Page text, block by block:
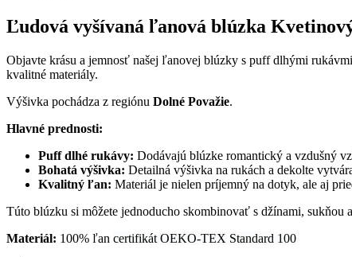
Ľudová vyšívaná ľanová blúzka
Objavte krásu a jemnosť našej ľanovej blúzky s puff dlhými
kvalitné materiály.
Výšivka pochádza z regiónu Dolné Považie.
Hlavné prednosti:
Puff dlhé rukávy: Dodávajú blúzke romantický a vzdušný
Bohatá výšivka: Detailná výšivka na rukách a dekolte
Kvalitný ľan: Materiál je nielen príjemný na dotyk, ale aj
Túto blúzku si môžete jednoducho skombinovať s džínami,
Materiál: 100% ľan certifikát OEKO-TEX Standard 100